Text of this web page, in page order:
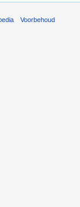
Voorbehoud